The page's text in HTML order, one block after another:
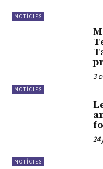
NOTÍCIES
NOTÍCIES
3
NOTÍCIES
24